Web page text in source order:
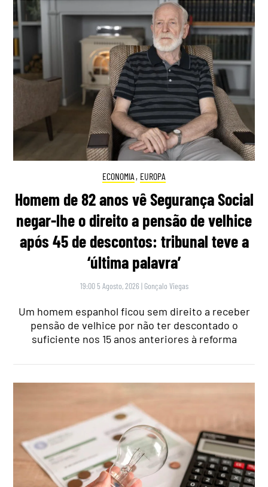
ECONOMIA , EUROPA
Homem de 82 anos vê Segurança Social
negar-lhe o direito a pensão de velhice
após 45 de descontos: tribunal teve a
‘última palavra’
19:00 5 Agosto, 2026 | Gonçalo Viegas
Um homem espanhol ficou sem direito a receber
pensão de velhice por não ter descontado o
suficiente nos 15 anos anteriores à reforma